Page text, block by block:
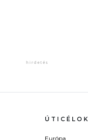
ÚTICÉLOK
Európa